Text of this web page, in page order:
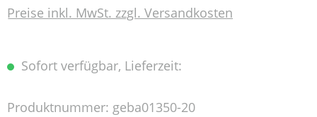
Preise inkl. MwSt. zzgl. Versandkosten
Sofort verfügbar, Lieferzeit:
Produktnummer: geba01350-20